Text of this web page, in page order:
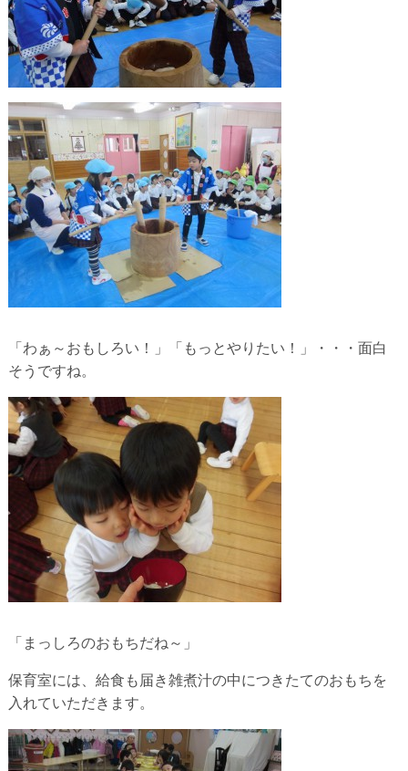
「わぁ～おもしろい！」「もっとやりたい！」・・・面白
そうですね。
「まっしろのおもちだね～」
保育室には、給食も届き雑煮汁の中につきたてのおもちを
入れていただきます。